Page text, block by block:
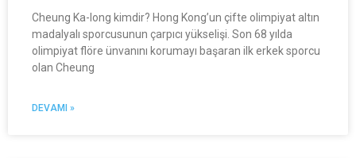
Cheung Ka-long kimdir? Hong Kong’un çifte olimpiyat altın
madalyalı sporcusunun çarpıcı yükselişi. Son 68 yılda
olimpiyat flöre ünvanını korumayı başaran ilk erkek sporcu
olan Cheung
DEVAMI »